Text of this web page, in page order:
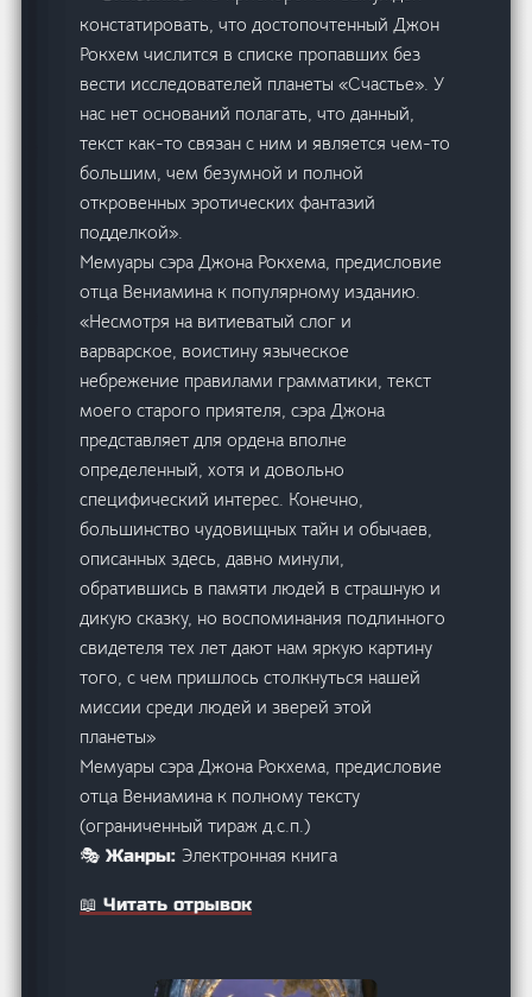
констатировать, что достопочтенный Джон
Рокхем числится в списке пропавших без
вести исследователей планеты «Счастье». У
нас нет оснований полагать, что данный,
текст как-то связан с ним и является чем-то
большим, чем безумной и полной
откровенных эротических фантазий
подделкой».
Мемуары сэра Джона Рокхема, предисловие
отца Вениамина к популярному изданию.
«Несмотря на витиеватый слог и
варварское, воистину языческое
небрежение правилами грамматики, текст
моего старого приятеля, сэра Джона
представляет для ордена вполне
определенный, хотя и довольно
специфический интерес. Конечно,
большинство чудовищных тайн и обычаев,
описанных здесь, давно минули,
обратившись в памяти людей в страшную и
дикую сказку, но воспоминания подлинного
свидетеля тех лет дают нам яркую картину
того, с чем пришлось столкнуться нашей
миссии среди людей и зверей этой
планеты»
Мемуары сэра Джона Рокхема, предисловие
отца Вениамина к полному тексту
(ограниченный тираж д.с.п.)
🎭 Жанры: Электронная книга
📖 Читать отрывок